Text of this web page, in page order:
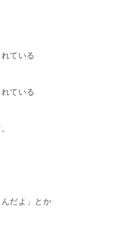
ている
ている
んだよ」とか